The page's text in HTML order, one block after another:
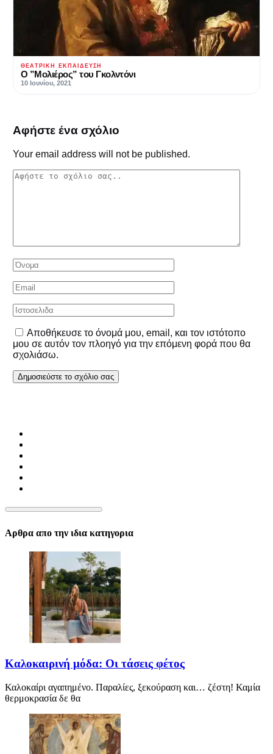
ΘΕΑΤΡΙΚΉ ΕΚΠΑΊΔΕΥΣΗ
O ”Μολιέρος” του Γκολντόνι
10 Ιουνίου, 2021
Αφήστε ένα σχόλιο
Your email address will not be published.
Αποθήκευσε το όνομά μου, email, και τον ιστότοπο
μου σε αυτόν τον πλοηγό για την επόμενη φορά που θα
σχολιάσω.
Αρθρα απο την ιδια κατηγορια
Καλοκαιρινή μόδα: Οι τάσεις φέτος
Καλοκαίρι αγαπημένο. Παραλίες, ξεκούραση και… ζέστη! Καμία
θερμοκρασία δε θα